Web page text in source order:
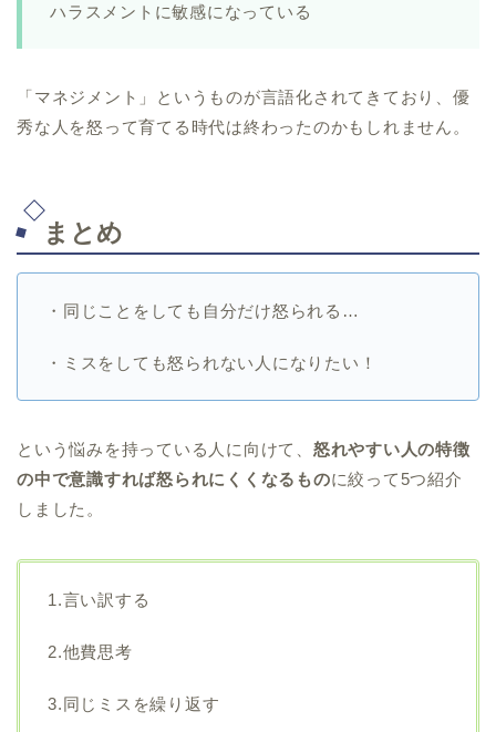
ハラスメントに敏感になっている
「マネジメント」というものが言語化されてきており、優
秀な人を怒って育てる時代は終わったのかもしれません。
まとめ
・同じことをしても自分だけ怒られる…
・ミスをしても怒られない人になりたい！
という悩みを持っている人に向けて、 怒れやすい人の特徴
の中で意識すれば怒られにくくなるものに絞って5つ紹介
しました。
1.言い訳する
2.他費思考
3.同じミスを繰り返す